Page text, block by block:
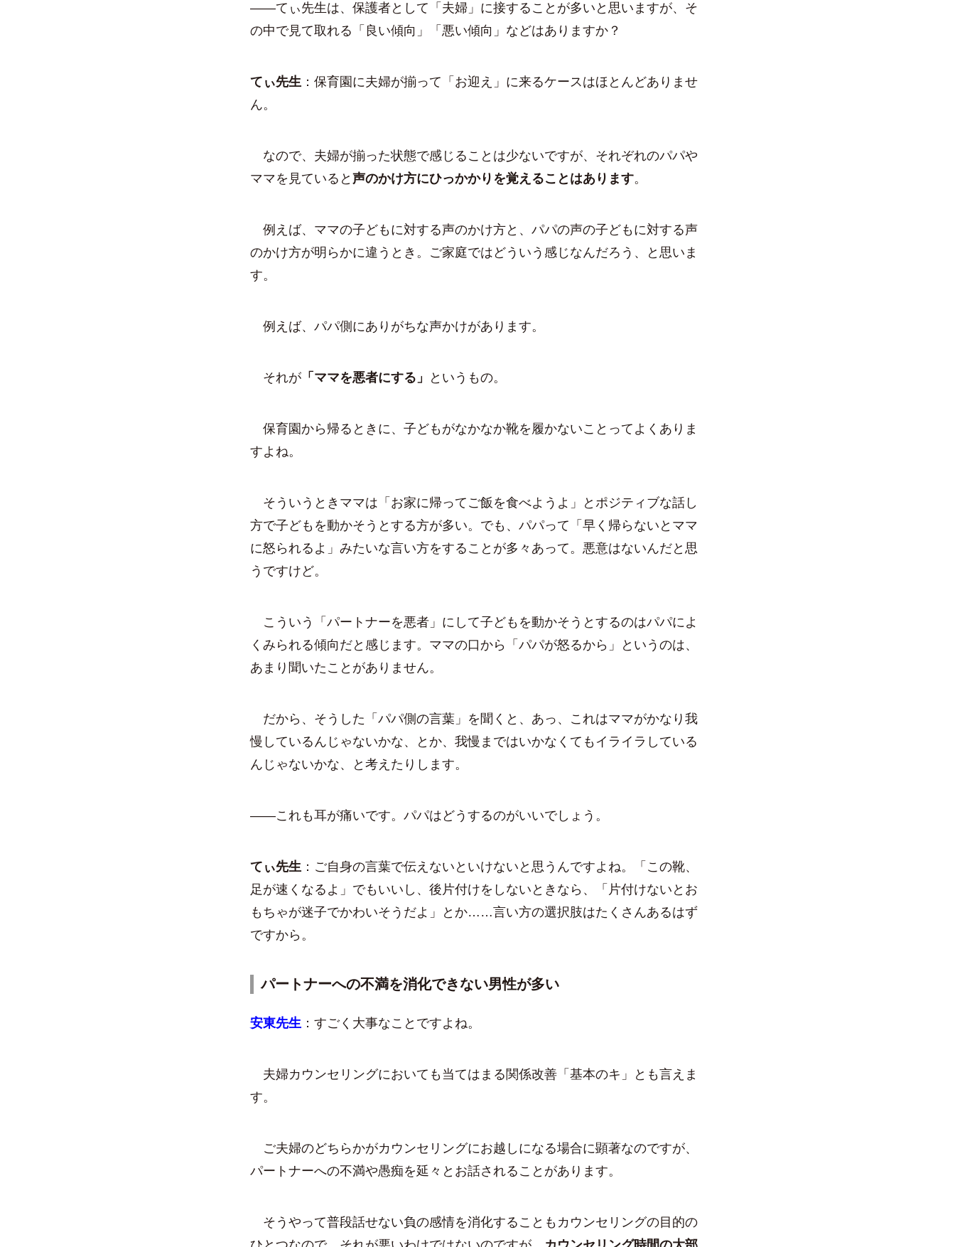
——てぃ先生は、保護者として「夫婦」に接することが多いと思いますが、そ
の中で見て取れる「良い傾向」「悪い傾向」などはありますか？
てぃ先生 ：保育園に夫婦が揃って「お迎え」に来るケースはほとんどありませ
ん。
なので、夫婦が揃った状態で感じることは少ないですが、それぞれのパパや
ママを見ていると 声のかけ方にひっかかりを覚えることはあります。
例えば、ママの子どもに対する声のかけ方と、パパの声の子どもに対する声
のかけ方が明らかに違うとき。ご家庭ではどういう感じなんだろう、と思いま
す。
例えば、パパ側にありがちな声かけがあります。
それが 「ママを悪者にする」 というもの。
保育園から帰るときに、子どもがなかなか靴を履かないことってよくありま
すよね。
そういうときママは「お家に帰ってご飯を食べようよ」とポジティブな話し
方で子どもを動かそうとする方が多い。でも、パパって「早く帰らないとママ
に怒られるよ」みたいな言い方をすることが多々あって。悪意はないんだと思
うですけど。
こういう「パートナーを悪者」にして子どもを動かそうとするのはパパによ
くみられる傾向だと感じます。ママの口から「パパが怒るから」というのは、
あまり聞いたことがありません。
だから、そうした「パパ側の言葉」を聞くと、あっ、これはママがかなり我
慢しているんじゃないかな、とか、我慢まではいかなくてもイライラしている
んじゃないかな、と考えたりします。
——これも耳が痛いです。パパはどうするのがいいでしょう。
てぃ先生 ：ご自身の言葉で伝えないといけないと思うんですよね。「この靴、
足が速くなるよ」でもいいし、後片付けをしないときなら、「片付けないとお
もちゃが迷子でかわいそうだよ」とか……言い方の選択肢はたくさんあるはず
ですから。
パートナーへの不満を消化できない男性が多い
安東先生 ：すごく大事なことですよね。
夫婦カウンセリングにおいても当てはまる関係改善「基本のキ」とも言えま
す。
ご夫婦のどちらかがカウンセリングにお越しになる場合に顕著なのですが、
パートナーへの不満や愚痴を延々とお話されることがあります。
そうやって普段話せない負の感情を消化することもカウンセリングの目的の